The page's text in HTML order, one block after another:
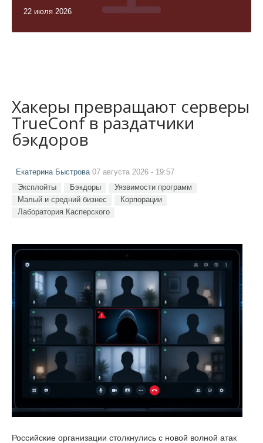
22 июля 2026
Хакеры превращают серверы
TrueConf в раздатчики
бэкдоров
Екатерина Быстрова07 августа 2026 - 19:57
Эксплойты Бэкдоры
Уязвимости программ
Малый и средний бизнес
Корпорации
Лаборатория Касперского
Российские организации столкнулись с новой волной атак